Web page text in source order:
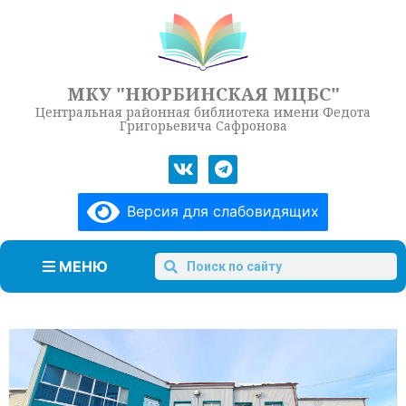
МКУ "НЮРБИНСКАЯ МЦБС"
Центральная районная библиотека имени Федота
Григорьевича Сафронова
Версия для слабовидящих
МЕНЮ